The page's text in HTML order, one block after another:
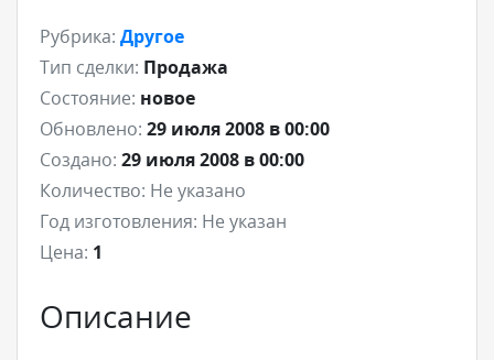
Рубрика: Другое
Тип сделки: Продажа
Состояние: новое
Обновлено: 29 июля 2008 в 00:00
Создано: 29 июля 2008 в 00:00
Количество: Не указано
Год изготовления: Не указан
Цена: 1
Описание